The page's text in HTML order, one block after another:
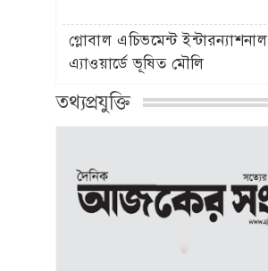
গ্লোবাল এচিভমেন্ট ইন্টারন্যাশনাল
এ্যাওয়ার্ডে ভূষিত মৌলি
তথ্যপ্রযুক্তি